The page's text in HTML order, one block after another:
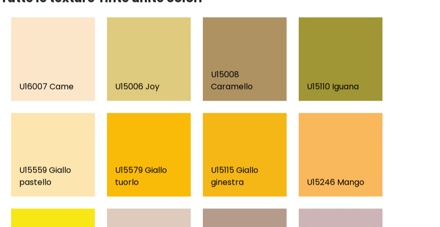
U16007 Came U15006 Joy
U15008
Caramello
U15110 Iguana
U15559 Giallo
pastello
U15579 Giallo
tuorlo
U15115 Giallo
ginestra
U15246 Mango